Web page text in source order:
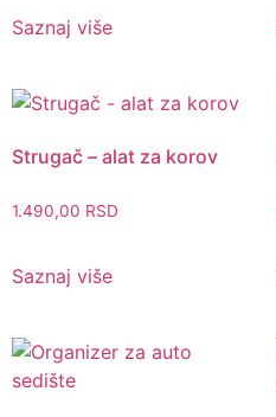
Saznaj više
Strugač – alat za korov
1.490,00 RSD
Saznaj više